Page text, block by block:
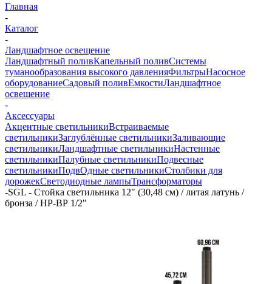
Главная
-
Каталог
-
Ландшафтное освещение
Ландшафтный поливКапельный поливСистемы
туманообразования высокого давленияФильтрыНасосное
оборудованиеСадовый поливЕмкостиЛандшафтное
освещение
-
Аксессуары
Акцентные светильникиВстраиваемые
светильникиЗаглублённые светильникиЗаливающие
светильникиЛандшафтные светильникиНастенные
светильникиПалубные светильникиПодвесные
светильникиПодвОдные светильникиСтолбики для
дорожекСветодиодные лампыТрансформаторы
-SGL - Стойка светильника 12" (30,48 см) / литая латунь /
бронза / НР-ВР 1/2"